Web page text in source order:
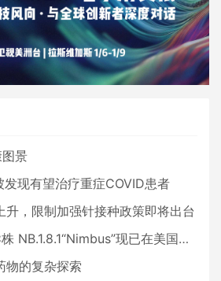
景
现有望治疗重症COVID患者
升，限制加强针接种政策即将出台
现已在美国占据主导地位
物的复杂探索